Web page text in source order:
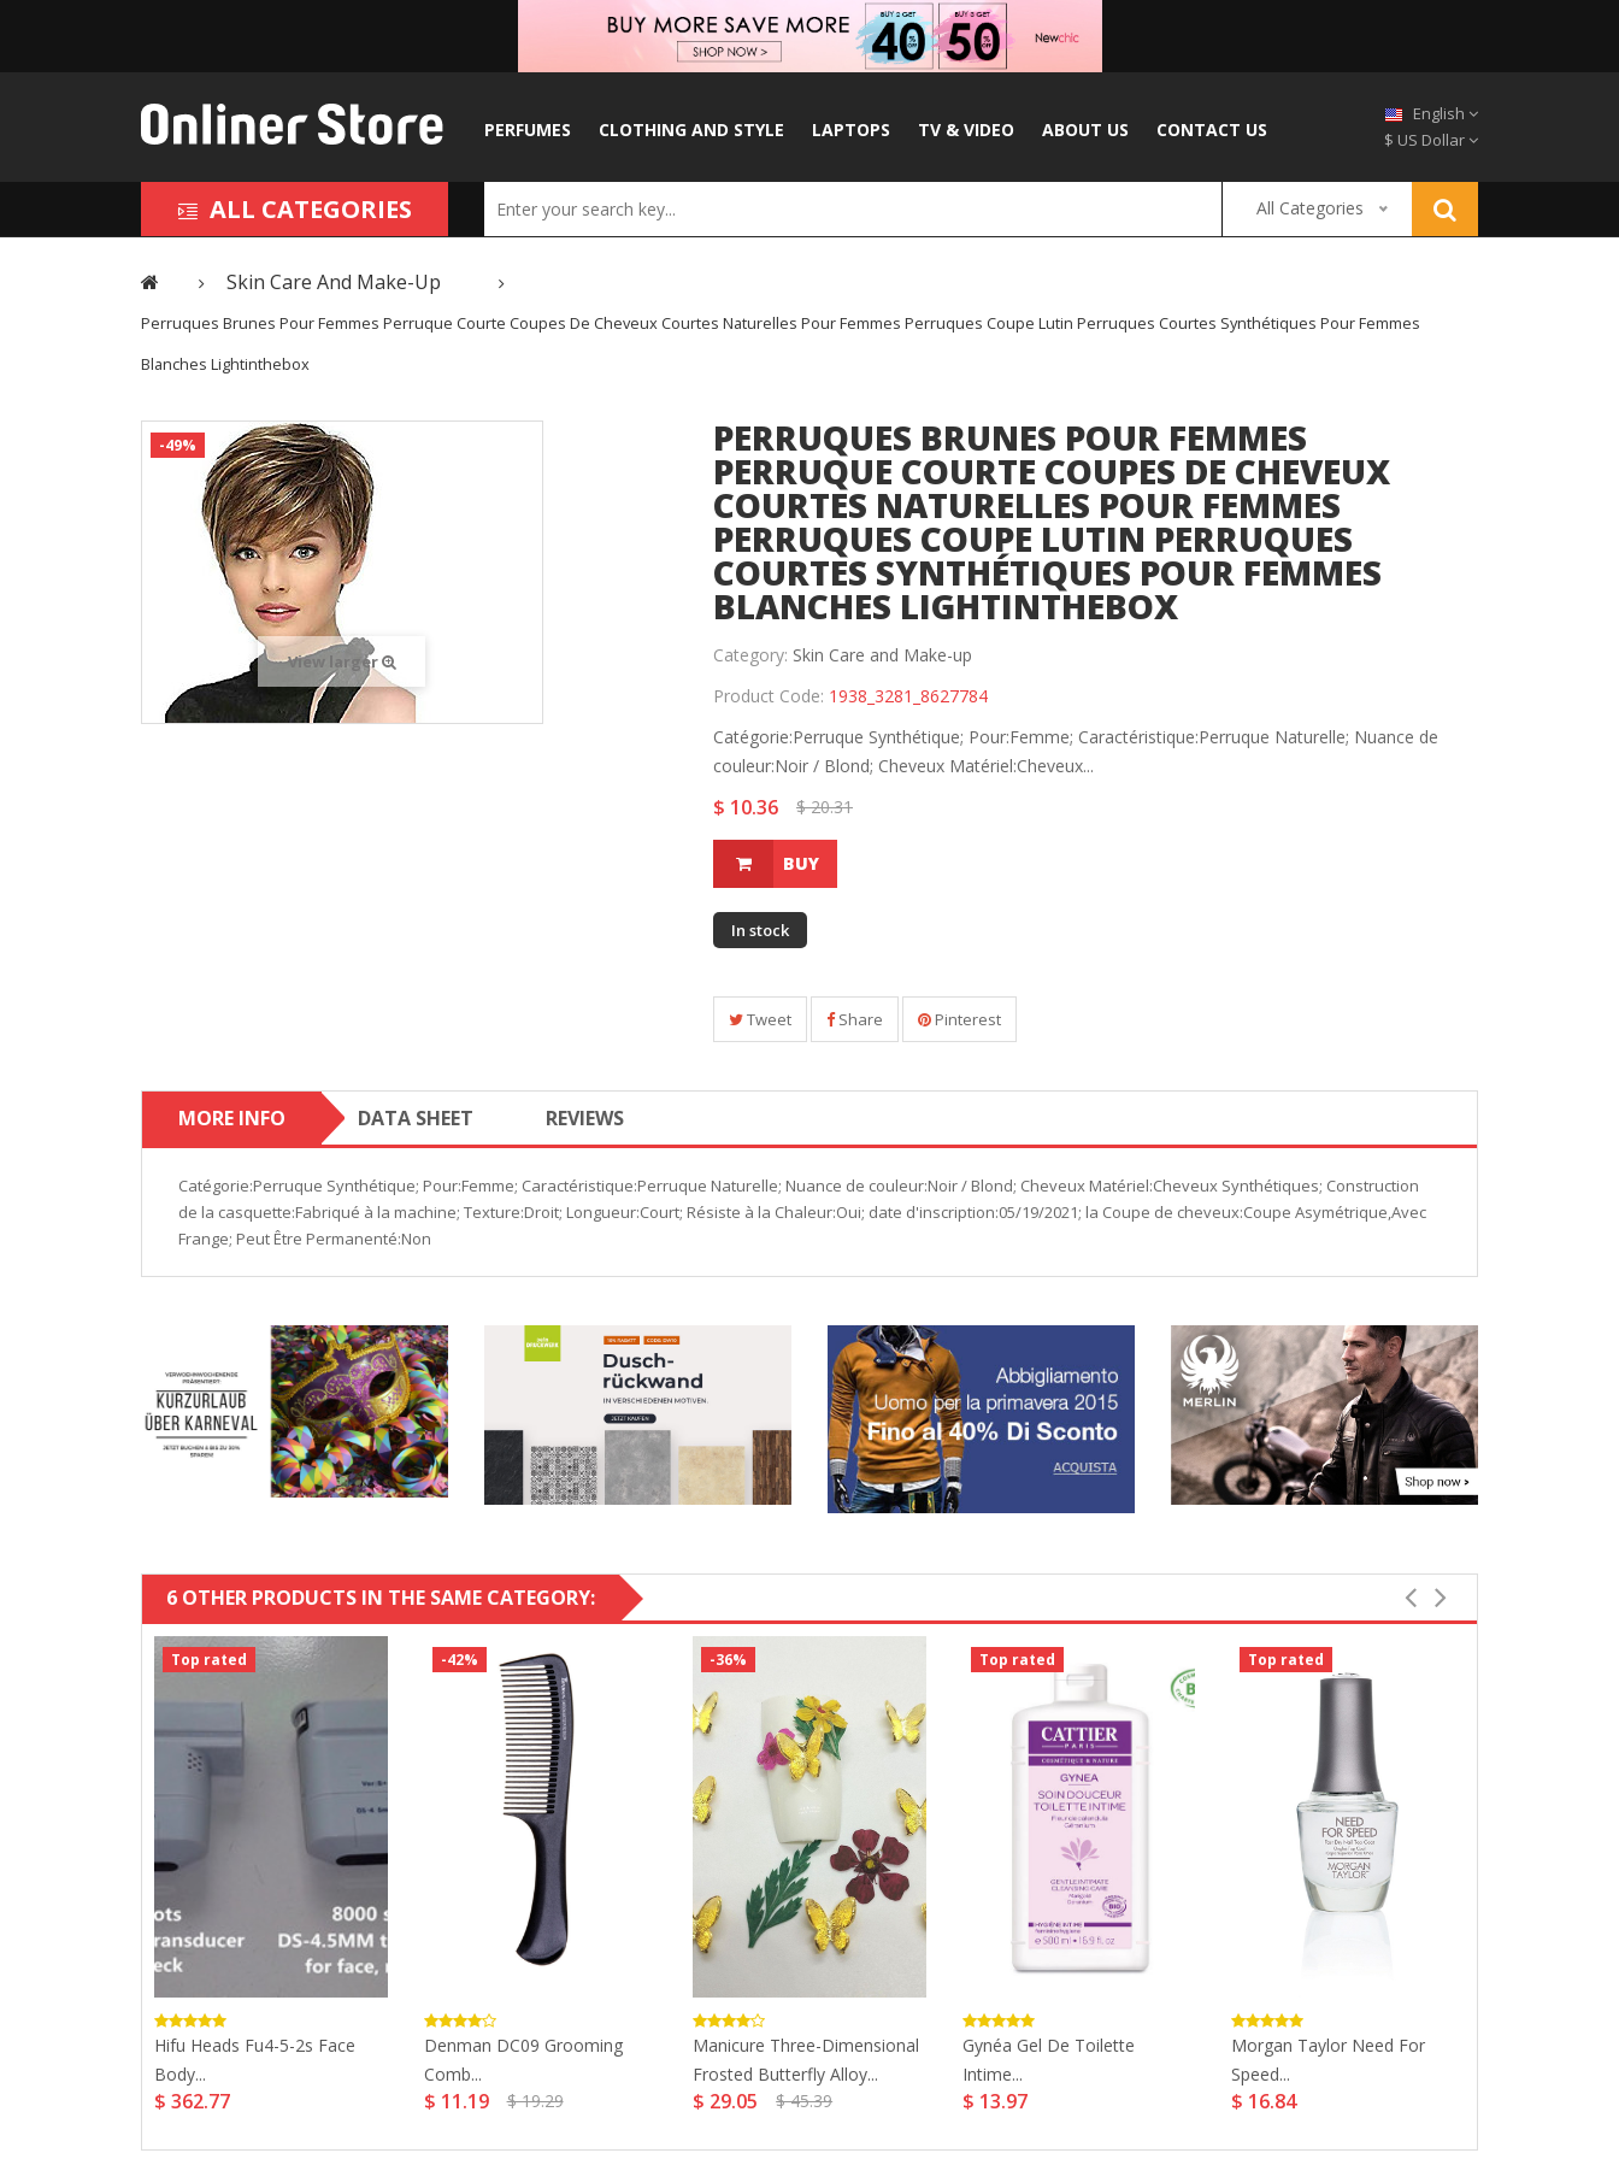
PERFUMES CLOTHING AND STYLE LAPTOPS TV & VIDEO ABOUT US CONTACT US
English
$ US Dollar
ALL CATEGORIES All Categories
Skin Care And Make-Up
Perruques Brunes Pour Femmes Perruque Courte Coupes De Cheveux Courtes Naturelles Pour Femmes Perruques Coupe Lutin Perruques Courtes Synthétiques Pour Femmes
Blanches Lightinthebox
-49%
View larger
PERRUQUES BRUNES POUR FEMMES
PERRUQUE COURTE COUPES DE CHEVEUX
COURTES NATURELLES POUR FEMMES
PERRUQUES COUPE LUTIN PERRUQUES
COURTES SYNTHÉTIQUES POUR FEMMES
BLANCHES LIGHTINTHEBOX
Category: Skin Care and Make-up
Product Code: 1938_3281_8627784
Catégorie:Perruque Synthétique; Pour:Femme; Caractéristique:Perruque Naturelle; Nuance de
couleur:Noir / Blond; Cheveux Matériel:Cheveux...
$ 10.36 $ 20.31
BUY
In stock
Tweet Share Pinterest
MORE INFO DATA SHEET REVIEWS
Catégorie:Perruque Synthétique; Pour:Femme; Caractéristique:Perruque Naturelle; Nuance de couleur:Noir / Blond; Cheveux Matériel:Cheveux Synthétiques; Construction
de la casquette:Fabriqué à la machine; Texture:Droit; Longueur:Court; Résiste à la Chaleur:Oui; date d'inscription:05/19/2021; la Coupe de cheveux:Coupe Asymétrique,Avec
Frange; Peut Être Permanenté:Non
6 OTHER PRODUCTS IN THE SAME CATEGORY:
Top rated
Hifu Heads Fu4-5-2s Face
Body...
$ 362.77
-42%
Denman DC09 Grooming
Comb...
$ 11.19 $ 19.29
-36%
Manicure Three-Dimensional
Frosted Butterfly Alloy...
$ 29.05 $ 45.39
Top rated
Gynéa Gel De Toilette
Intime...
$ 13.97
Top rated
Morgan Taylor Need For
Speed...
$ 16.84